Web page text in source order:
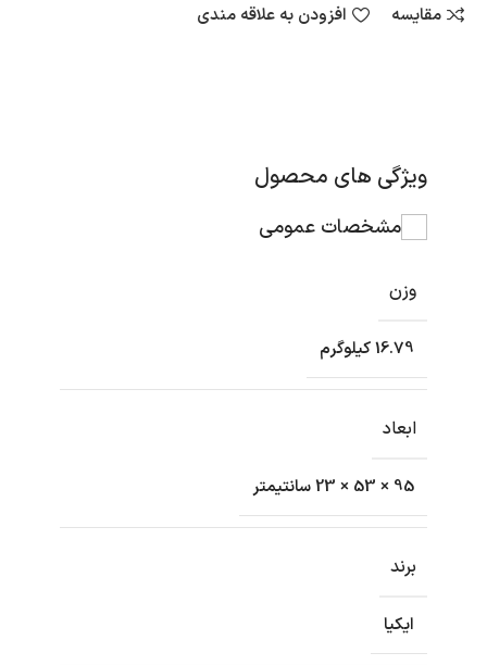
مقایسه افزودن به علاقه مندی
ویژگی های محصول
مشخصات عمومی
وزن
16.79 کیلوگرم
ابعاد
95 × 53 × 23 سانتیمتر
برند
ایکیا